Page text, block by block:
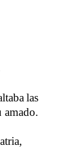
las
amado.